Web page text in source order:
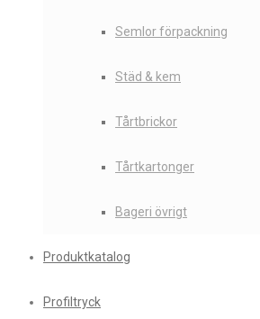
Semlor förpackning
Städ & kem
Tårtbrickor
Tårtkartonger
Bageri övrigt
Produktkatalog
Profiltryck